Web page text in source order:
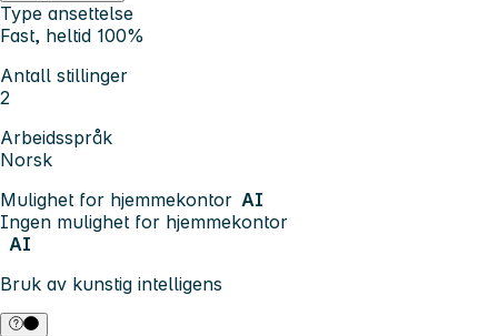
Type ansettelse
Fast, heltid 100%
Antall stillinger
2
Arbeidsspråk
Norsk
Mulighet for hjemmekontor AI
Ingen mulighet for hjemmekontor
AI
Bruk av kunstig intelligens